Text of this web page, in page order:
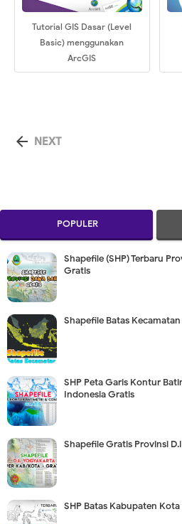
Tutorial GIS Dasar (Level
Basic) menggunakan
ArcGIS
 NEXT
POPULER
Shapefile (SHP) Terbaru
Gratis
Shapefile Batas
SHP Peta Garis Kontur
Indonesia Gratis
Shapefile Gratis Provinsi
SHP Batas Kabupaten